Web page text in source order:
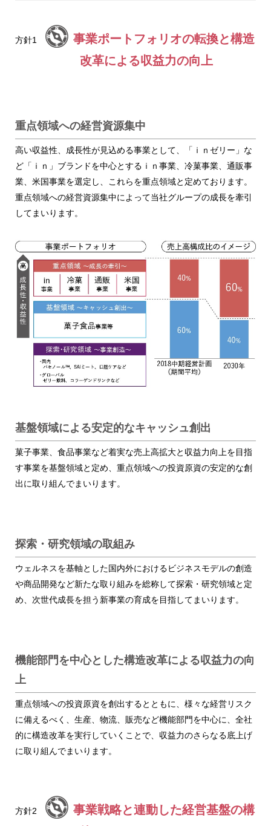
方針1
事業ポートフォリオの転換と構造
改革による収益力の向上
重点領域への経営資源集中
高い収益性、成長性が見込める事業として、「ｉｎゼリー」な
ど「ｉｎ」ブランドを中心とするｉｎ事業、冷菓事業、通販事
業、米国事業を選定し、これらを重点領域と定めております。
重点領域への経営資源集中によって当社グループの成長を牽引
してまいります。
基盤領域による安定的なキャッシュ創出
菓子事業、食品事業など着実な売上高拡大と収益力向上を目指
す事業を基盤領域と定め、重点領域への投資原資の安定的な創
出に取り組んでまいります。
探索・研究領域の取組み
ウェルネスを基軸とした国内外におけるビジネスモデルの創造
や商品開発など新たな取り組みを総称して探索・研究領域と定
め、次世代成長を担う新事業の育成を目指してまいります。
機能部門を中心とした構造改革による収益力の向
上
重点領域への投資原資を創出するとともに、様々な経営リスク
に備えるべく、生産、物流、販売など機能部門を中心に、全社
的に構造改革を実行していくことで、収益力のさらなる底上げ
に取り組んでまいります。
方針2
事業戦略と連動した経営基盤の構